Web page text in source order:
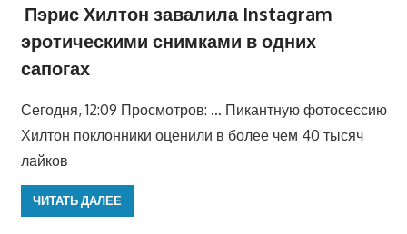
Пэрис Хилтон завалила Instagram
эротическими снимками в одних
сапогах
Сегодня, 12:09 Просмотров: … Пикантную фотосессию
Хилтон поклонники оценили в более чем 40 тысяч
лайков
ЧИТАТЬ ДАЛЕЕ